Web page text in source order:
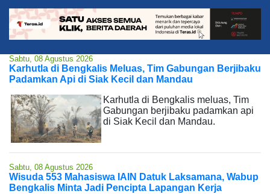
Sabtu, 08 Agustus 2026
Karhutla di Bengkalis Meluas, Tim Gabungan Berjibaku
Padamkan Api di Siak Kecil dan Mandau
Karhutla di Bengkalis meluas, Tim
Gabungan berjibaku padamkan api
di Siak Kecil dan Mandau.
Sabtu, 08 Agustus 2026
Wisuda 553 Mahasiswa IAIN Datuk Laksamana, Wabup
Bengkalis Minta Jadi Pencipta Lapangan Kerja